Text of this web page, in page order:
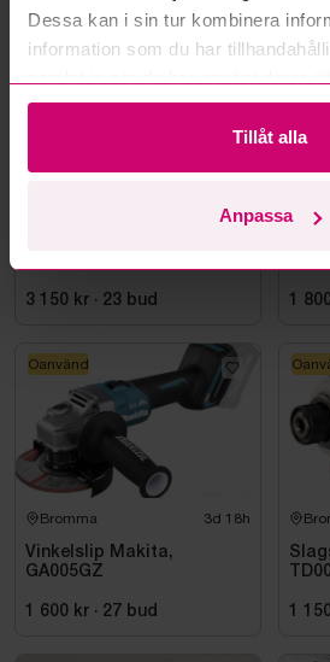
Dessa kan i sin tur kombinera
information som du har
Tillåt alla
Anpassa
3d 20h
FSSM-121 | Oanvänd
3 150 kr · 23 bud
Milwaukee
1
Bromma 3d 18h
Vinkelslip Makita,
GA005GZ
1 600 kr · 27 bud
Oanvänd
1